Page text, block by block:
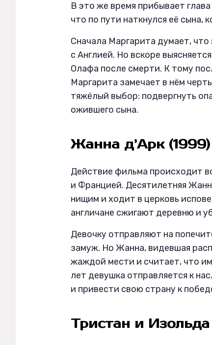
В это же время прибывает
что по пути наткнулся её сына,
Сначала Маргарита думает,
с Англией. Но вскоре
Олафа после смерти. К тому
Маргарита замечает в нём
тяжёлый выбор: подвергнуть
ожившего сына.
Жанна д’Арк (1999)
Действие фильма происходит
и Францией. Десятилетняя
нищим и ходит в церковь
англичане сжигают деревню и
Девочку отправляют на
замуж. Но Жанна, видевшая
жаждой мести и считает, что
лет девушка отправляется к
и привести свою страну к
Тристан и